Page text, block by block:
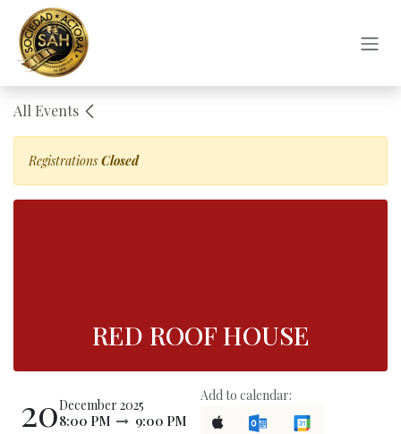
Skip to Content
All Events
Registrations Closed
RED ROOF HOUSE
20December 2025
8:00 PM
9:00 PM
Add to calendar: